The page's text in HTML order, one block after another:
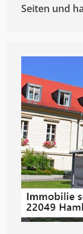
Seiten und